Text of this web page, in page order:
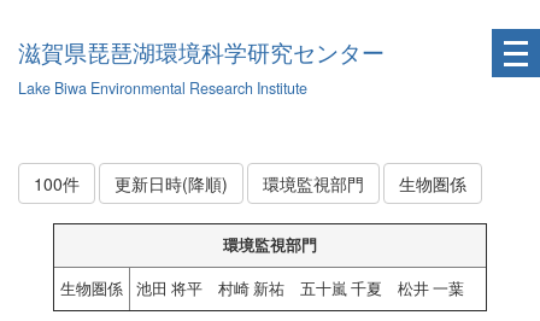
滋賀県琵琶湖環境科学研究センター
Lake Biwa Environmental Research Institute
100件 更新日時(降順) 環境監視部門 生物圏係
環境監視部門
生物圏係
池田 将平 村崎 新祐 五十嵐 千夏 松井 一葉